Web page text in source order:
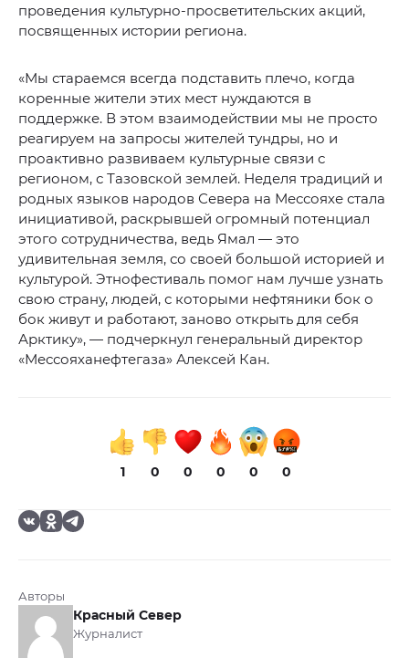
проведения культурно-просветительских акций,
посвященных истории региона.
«Мы стараемся всегда подставить плечо, когда
коренные жители этих мест нуждаются в
поддержке. В этом взаимодействии мы не просто
реагируем на запросы жителей тундры, но и
проактивно развиваем культурные связи с
регионом, с Тазовской землей. Неделя традиций и
родных языков народов Севера на Мессояхе стала
инициативой, раскрывшей огромный потенциал
этого сотрудничества, ведь Ямал — это
удивительная земля, со своей большой историей и
культурой. Этнофестиваль помог нам лучше узнать
свою страну, людей, с которыми нефтяники бок о
бок живут и работают, заново открыть для себя
Арктику», — подчеркнул генеральный директор
«Мессояханефтегаза» Алексей Кан.
1 0 0 0 0 0
Авторы
Красный Север
Журналист